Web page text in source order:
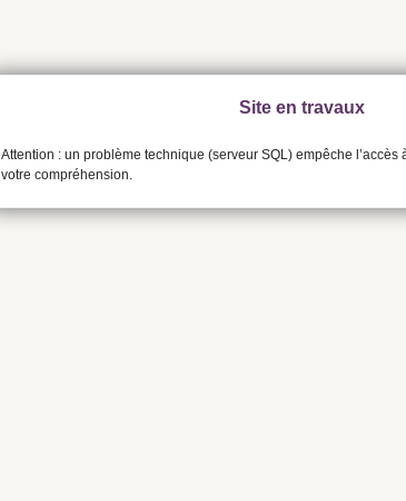
Site en travaux
Attention : un problème technique (serveur SQL) empêche l’accès
votre compréhension.